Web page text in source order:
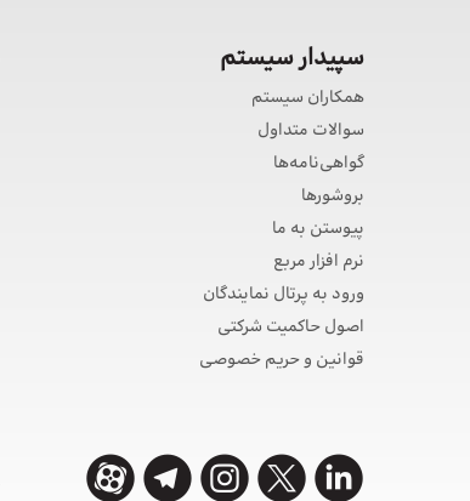
سپیدار سیستم
همکاران سیستم
سوالات متداول
گواهی‌نامه‌ها
بروشورها
پیوستن به ما
نرم افزار مربع
ورود به پرتال نمایندگان
اصول حاکمیت شرکتی
قوانین و حریم خصوصی